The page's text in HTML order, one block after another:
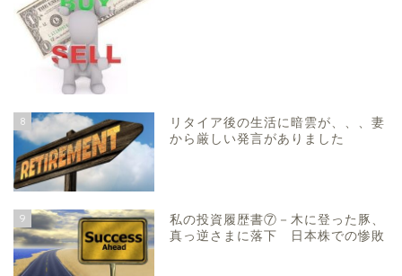
8
リタイア後の生活に暗雲が、、、妻
から厳しい発言がありました
9
私の投資履歴書⑦－木に登った豚、
真っ逆さまに落下 日本株での惨敗